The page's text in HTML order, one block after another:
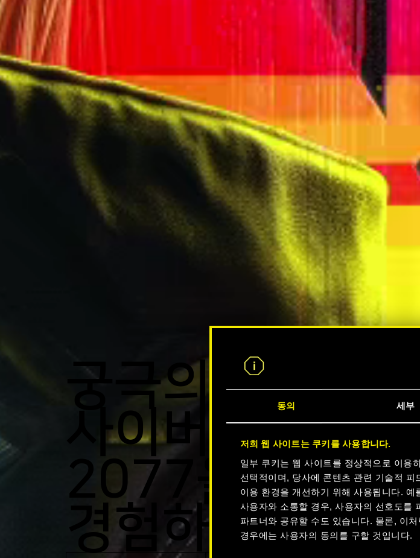
동의 세부
저희 웹 사이트는 쿠키를 사용합니다.
일부 쿠키는 웹 사이트를 정상적으로 이용
선택적이며, 당사에 콘텐츠 관련 기술적 피
이용 환경을 개선하기 위해 사용됩니다. 예
사용자와 소통할 경우, 사용자의 선호도를
파트너와 공유할 수도 있습니다. 물론, 이
경우에는 사용자의 동의를 구할 것입니다.
궁극의
사이버펑크
2077을 지금
경험하세요